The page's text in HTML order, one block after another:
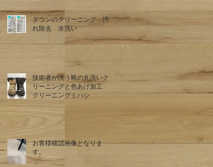
ダウンのクリーニング 汚
れ除去 水洗い
技術者が洗う靴の丸洗いク
リーニングと色あげ加工
クリーニングミハシ
お客様確認画像となりま
す。